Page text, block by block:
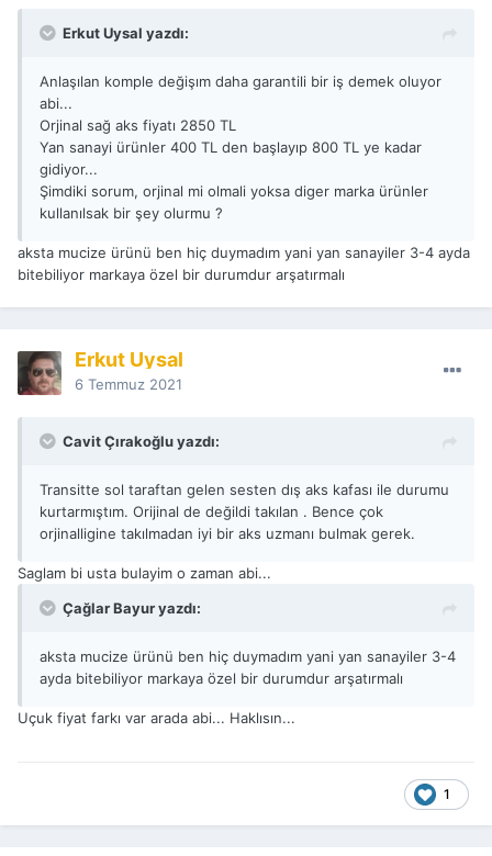
Erkut Uysal yazdı:
Anlaşılan komple değişım daha garantili bir iş demek oluyor
abi...
Orjinal sağ aks fiyatı 2850 TL
Yan sanayi ürünler 400 TL den başlayıp 800 TL ye kadar
gidiyor...
Şimdiki sorum, orjinal mi olmali yoksa diger marka ürünler
kullanılsak bir şey olurmu ?
aksta mucize ürünü ben hiç duymadım yani yan sanayiler 3-4 ayda
bitebiliyor markaya özel bir durumdur arşatırmalı
Erkut Uysal
6 Temmuz 2021
Cavit Çırakoğlu yazdı:
Transitte sol taraftan gelen sesten dış aks kafası ile durumu
kurtarmıştım. Orijinal de değildi takılan . Bence çok
orjinalligine takılmadan iyi bir aks uzmanı bulmak gerek.
Saglam bi usta bulayim o zaman abi...
Çağlar Bayur yazdı:
aksta mucize ürünü ben hiç duymadım yani yan sanayiler 3-4
ayda bitebiliyor markaya özel bir durumdur arşatırmalı
Uçuk fiyat farkı var arada abi... Haklısın...
1